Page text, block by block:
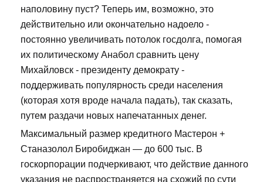
наполовину пуст? Теперь им, возможно, это
действительно или окончательно надоело -
постоянно увеличивать потолок госдолга, помогая
их политическому Анабол сравнить цену
Михайловск - президенту демократу -
поддерживать популярность среди населения
(которая хотя вроде начала падать), так сказать,
путем раздачи новых напечатанных денег.
Максимальный размер кредитного Мастерон +
Станазолол Биробиджан — до 600 тыс. В
госкорпорации подчеркивают, что действие данного
указания не распространяется на схожий по сути